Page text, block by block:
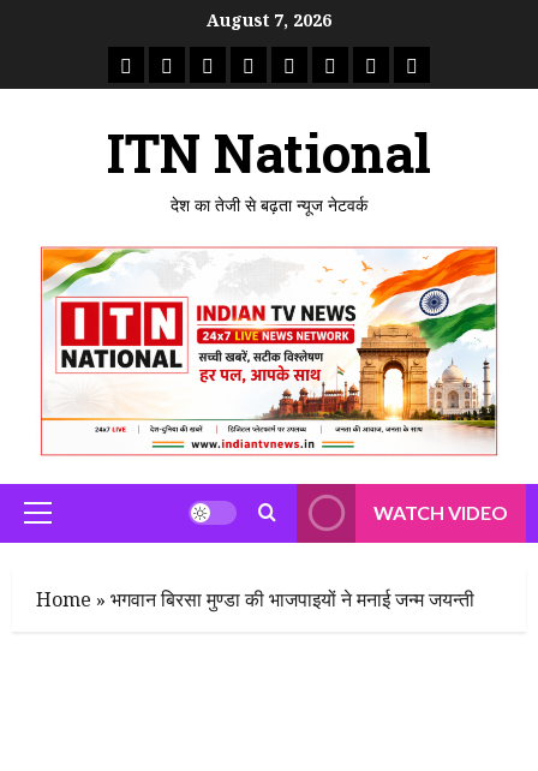
August 7, 2026
राष्ट्रीयताजा
उत्तर
मध्य
राजस्थान
पंजाब गुजरातमहाराष्ट्र
ITN National
देश का तेजी से बढ़ता न्यूज नेटवर्क
Primary
Menu
WATCH VIDEO
Home » भगवान बिरसा मुण्डा की भाजपाइयों ने मनाई जन्म जयन्ती